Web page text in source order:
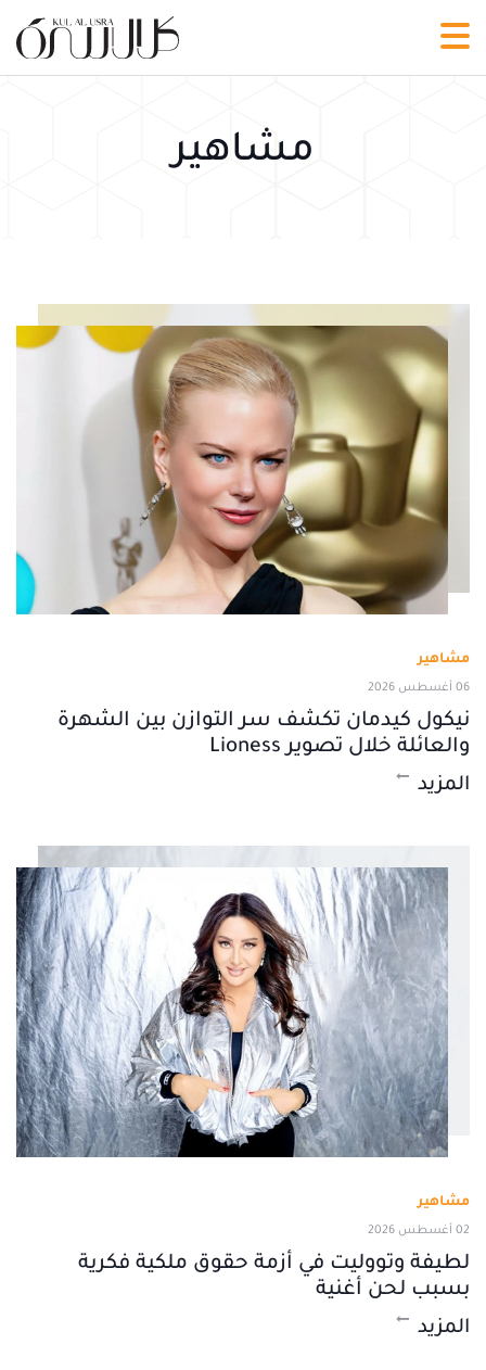
مشاهير
مشاهير
06 أغسطس 2026
نيكول كيدمان تكشف سر التوازن بين الشهرة
والعائلة خلال تصوير Lioness
المزيد
مشاهير
02 أغسطس 2026
لطيفة وتووليت في أزمة حقوق ملكية فكرية
بسبب لحن أغنية
المزيد